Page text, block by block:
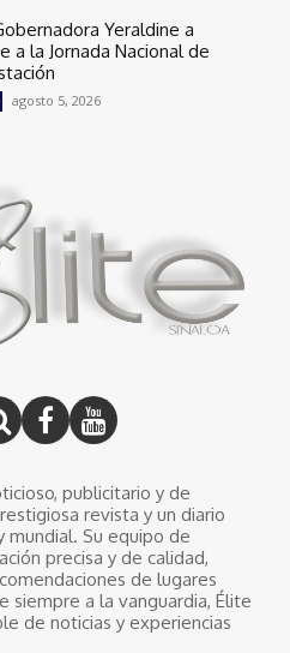
Yeraldine a
a la Jornada Nacional de
agosto 5, 2026
publicitario y de
revista y un diario
mundial. Su equipo de
precisa y de calidad,
de lugares
siempre a la vanguardia, Élite
de noticias y experiencias